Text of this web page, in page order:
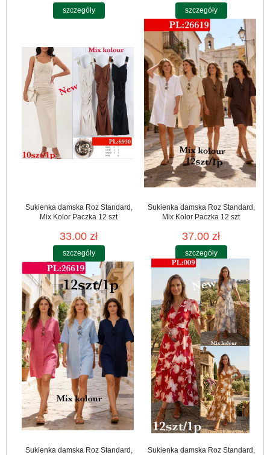
szczegóły szczegóły
Sukienka damska Roz Standard,
Mix Kolor Paczka 12 szt
33.00 zł
szczegóły
Sukienka damska Roz Standard,
Mix Kolor Paczka 12 szt
37.00 zł
szczegóły
Sukienka damska Roz Standard,
Sukienka damska Roz Standard,